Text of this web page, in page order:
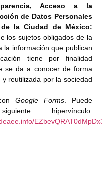
Acceso a la
de Datos Personales
la Ciudad de México:
los sujetos obligados de la
la información que publican
tiene por finalidad
se da a conocer de forma
reutilizada por la sociedad
Google Forms . Puede
hipervínculo: